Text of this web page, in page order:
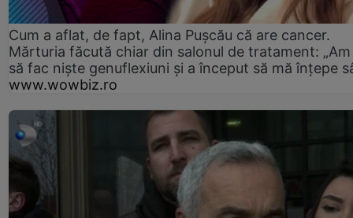
Cum a aflat, de fapt, Alina Pușcău că are cancer.
Mărturia făcută chiar din salonul de tratament:
să fac niște genuflexiuni și a început să mă înțepe
www.wowbiz.ro